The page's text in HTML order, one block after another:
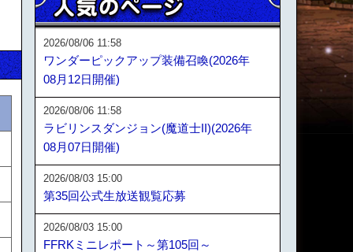
2026/08/06 11:58
ワンダーピックアップ装備召喚(2026年
08月12日開催)
2026/08/06 11:58
ラビリンスダンジョン(魔道士II)(2026年
08月07日開催)
2026/08/03 15:00
第35回公式生放送観覧応募
2026/08/03 15:00
FFRKミニレポート～第105回～